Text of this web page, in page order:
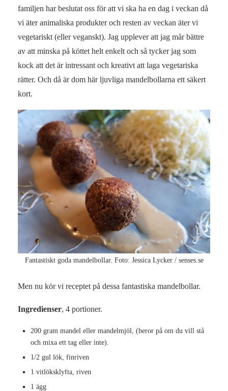
familjen har beslutat oss för att vi ska ha en dag i veckan då
vi äter animaliska produkter och resten av veckan äter vi
vegetariskt (eller veganskt). Jag upplever att jag mår bättre
av att minska på köttet helt enkelt och så tycker jag som
kock att det är intressant och kreativt att laga vegetariska
rätter. Och då är dom här ljuvliga mandelbollarna ett säkert
kort.
Fantastiskt goda mandelbollar. Foto: Jessica Lycker / senses.se
Men nu kör vi receptet på dessa fantastiska mandelbollar.
Ingredienser, 4 portioner.
200 gram mandel eller mandelmjöl, (beror på om du vill stå
och mixa ett tag eller inte).
1/2 gul lök, finriven
1 vitlöksklyfta, riven
1 ägg